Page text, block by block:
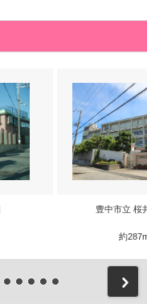
豊中市立 桜
約